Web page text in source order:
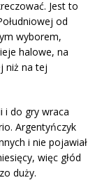
Jest to
od
wyborem,
halowe, na
niż na tej
i do gry wraca
Argentyńczyk
i nie pojawiał
więc głód
duży.